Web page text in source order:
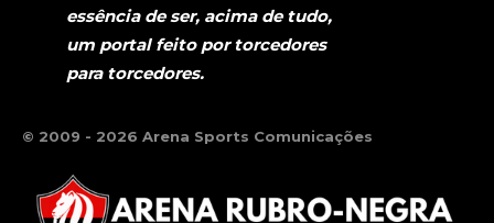
essência de ser, acima de tudo,
um portal feito por torcedores
para torcedores.
© 2009 - 2026 Arena Sports Comunicações